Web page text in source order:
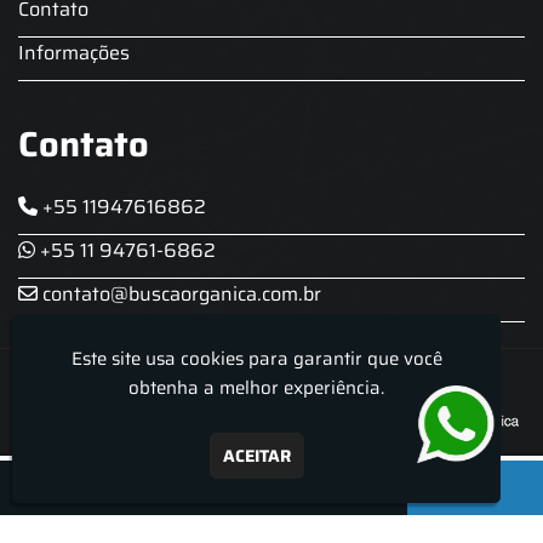
Contato
Informações
Contato
+55 11947616862
+55 11 94761-6862
contato@buscaorganica.com.br
Roda do Chopp - Aluguel De Chopeira
Este site usa cookies para garantir que você
obtenha a melhor experiência.
ACEITAR